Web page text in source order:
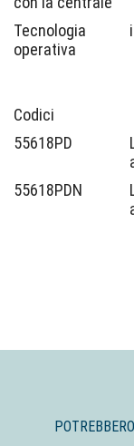
Tecnologia
operativa
Codici
55618PD
55618PDN